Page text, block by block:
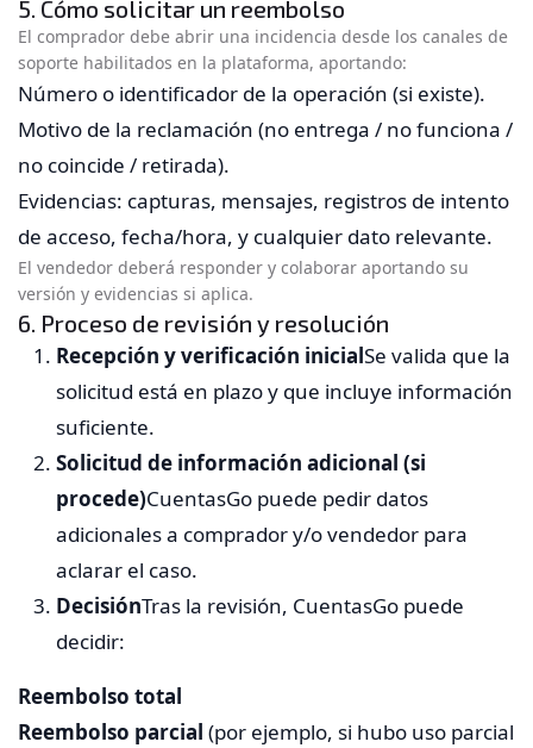
5. Cómo solicitar un reembolso
El comprador debe abrir una incidencia desde los canales de
soporte habilitados en la plataforma, aportando:
Número o identificador de la operación (si existe).
Motivo de la reclamación (no entrega / no funciona /
no coincide / retirada).
Evidencias: capturas, mensajes, registros de intento
de acceso, fecha/hora, y cualquier dato relevante.
El vendedor deberá responder y colaborar aportando su
versión y evidencias si aplica.
6. Proceso de revisión y resolución
Recepción y verificación inicialSe valida que la
solicitud está en plazo y que incluye información
suficiente.
Solicitud de información adicional (si
procede)CuentasGo puede pedir datos
adicionales a comprador y/o vendedor para
aclarar el caso.
DecisiónTras la revisión, CuentasGo puede
decidir:
Reembolso total
Reembolso parcial (por ejemplo, si hubo uso parcial